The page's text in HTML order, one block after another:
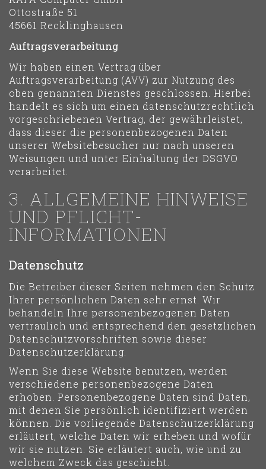
Ottostraße 51
45661 Recklinghausen
Auftragsverarbeitung
Wir haben einen Vertrag über
Auftragsverarbeitung (AVV) zur Nutzung des
oben genannten Dienstes geschlossen. Hierbei
handelt es sich um einen datenschutzrechtlich
vorgeschriebenen Vertrag, der gewährleistet,
dass dieser die personenbezogenen Daten
unserer Websitebesucher nur nach unseren
Weisungen und unter Einhaltung der DSGVO
verarbeitet.
3. ALLGEMEINE HINWEISE
UND PFLICHT­
INFORMATIONEN
Datenschutz
Die Betreiber dieser Seiten nehmen den Schutz
Ihrer persönlichen Daten sehr ernst. Wir
behandeln Ihre personenbezogenen Daten
vertraulich und entsprechend den gesetzlichen
Datenschutzvorschriften sowie dieser
Datenschutzerklärung.
Wenn Sie diese Website benutzen, werden
verschiedene personenbezogene Daten
erhoben. Personenbezogene Daten sind Daten,
mit denen Sie persönlich identifiziert werden
können. Die vorliegende Datenschutzerklärung
erläutert, welche Daten wir erheben und wofür
wir sie nutzen. Sie erläutert auch, wie und zu
welchem Zweck das geschieht.